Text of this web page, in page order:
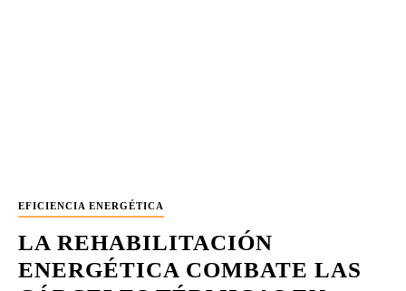
EFICIENCIA ENERGÉTICA
LA REHABILITACIÓN
ENERGÉTICA COMBATE LAS